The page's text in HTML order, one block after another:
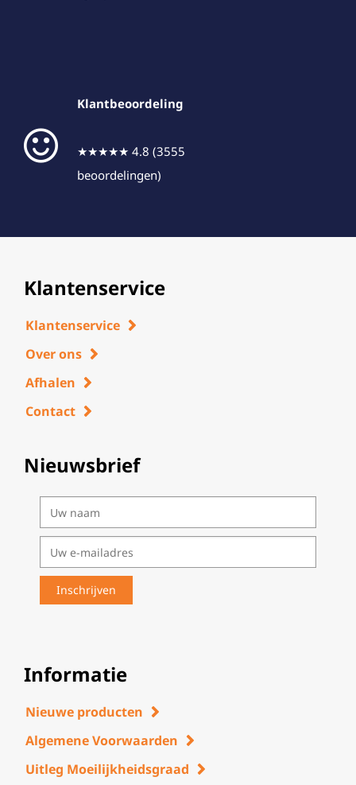
Klantbeoordeling
★★★★★ 4.8 (3555
beoordelingen)
Klantenservice
Klantenservice
Over ons
Afhalen
Contact
Nieuwsbrief
Informatie
Nieuwe producten
Algemene Voorwaarden
Uitleg Moeilijkheidsgraad